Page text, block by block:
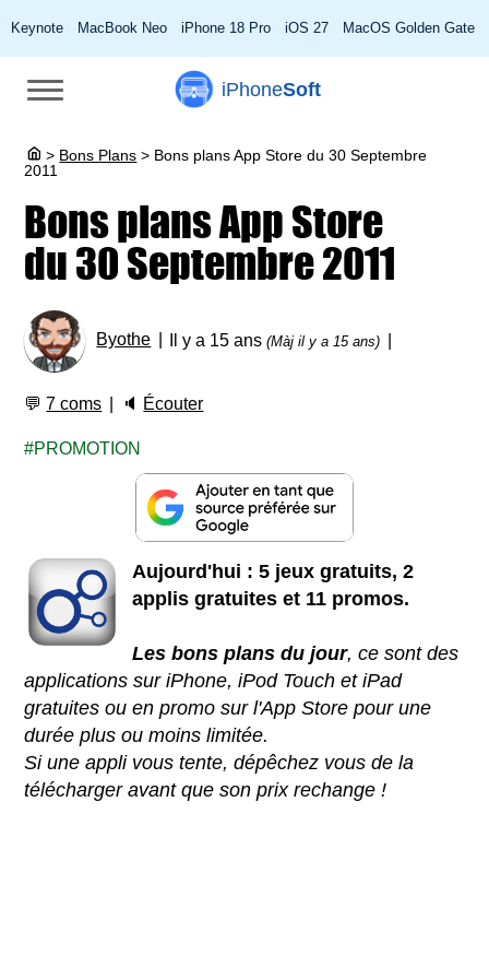
Keynote MacBook Neo iPhone 18 Pro iOS 27 MacOS Golden Gate
iPhoneSoft
> Bons Plans > Bons plans App Store du 30 Septembre
2011
Bons plans App Store
du 30 Septembre 2011
Byothe Il y a 15 ans(Màj il y a 15 ans)
💬7 coms 🔈 Écouter
PROMOTION
Aujourd'hui : 5 jeux gratuits, 2
applis gratuites et 11 promos.
Les bons plans du jour, ce sont des
applications sur iPhone, iPod Touch et iPad
gratuites ou en promo sur l'App Store pour une
durée plus ou moins limitée.
Si une appli vous tente, dépêchez vous de la
télécharger avant que son prix rechange !